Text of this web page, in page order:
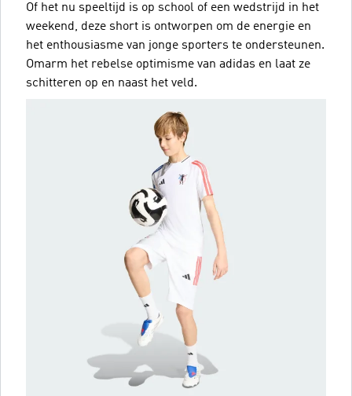
Of het nu speeltijd is op school of een wedstrijd in het
weekend, deze short is ontworpen om de energie en
het enthousiasme van jonge sporters te ondersteunen.
Omarm het rebelse optimisme van adidas en laat ze
schitteren op en naast het veld.